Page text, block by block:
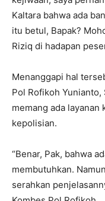
Kaltara bahwa ada
itu betul, Bapak?
Riziq di hadapan
Menanggapi hal
Pol Rofikoh Yunianto,
memang ada
kepolisian.
“Benar, Pak, bahwa
membutuhkan.
serahkan